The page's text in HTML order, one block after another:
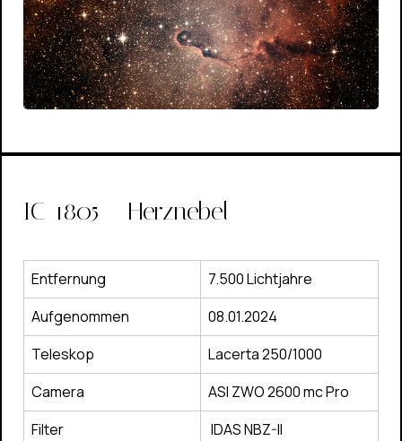
IC-1805 – Herznebel
Entfernung
7.500 Lichtjahre
Aufgenommen
08.01.2024
Teleskop
Lacerta 250/1000
Camera
ASI ZWO 2600 mc Pro
Filter
IDAS NBZ-II